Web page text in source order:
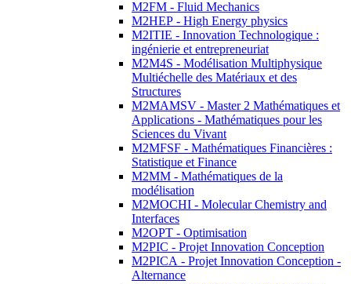
M2FM - Fluid Mechanics
M2HEP - High Energy physics
M2ITIE - Innovation Technologique :
ingénierie et entrepreneuriat
M2M4S - Modélisation Multiphysique
Multiéchelle des Matériaux et des
Structures
M2MAMSV - Master 2 Mathématiques et
Applications - Mathématiques pour les
Sciences du Vivant
M2MFSF - Mathématiques Financières :
Statistique et Finance
M2MM - Mathématiques de la
modélisation
M2MOCHI - Molecular Chemistry and
Interfaces
M2OPT - Optimisation
M2PIC - Projet Innovation Conception
M2PICA - Projet Innovation Conception -
Alternance